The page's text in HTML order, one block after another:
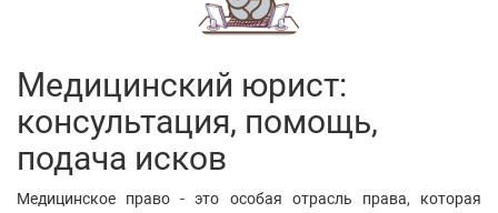
Медицинский юрист:
консультация, помощь,
подача исков
Медицинское право - это особая отрасль права, которая